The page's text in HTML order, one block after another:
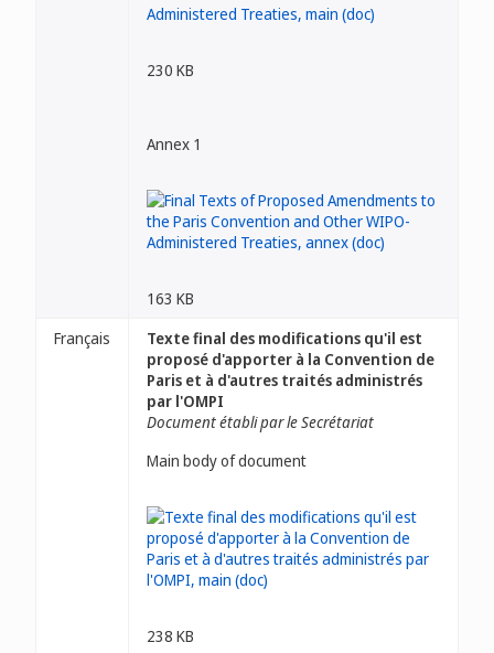
230 KB
Annex 1
163 KB
Français
Texte final des modifications qu'il est
proposé d'apporter à la Convention de
Paris et à d'autres traités administrés
par l'OMPI
Document établi par le Secrétariat
Main body of document
238 KB